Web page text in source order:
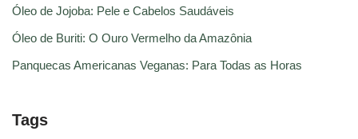
Óleo de Jojoba: Pele e Cabelos Saudáveis
Óleo de Buriti: O Ouro Vermelho da Amazônia
Panquecas Americanas Veganas: Para Todas as Horas
Tags